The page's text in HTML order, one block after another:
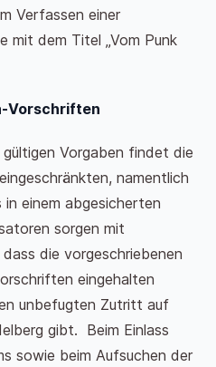
Verfassen einer
mit dem Titel „Vom Punk
Vorschriften
Vorgaben findet die
namentlich
einem abgesicherten
sorgen mit
die vorgeschriebenen
eingehalten
unbefugten Zutritt auf
gibt. Beim Einlass
sowie beim Aufsuchen der